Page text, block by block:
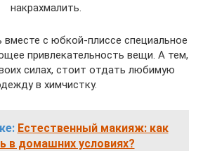
накрахмалить.
вместе с юбкой-плиссе специальное
привлекательность вещи. А тем,
силах, стоит отдать любимую
в химчистку.
Естественный макияж: как
в домашних условиях?